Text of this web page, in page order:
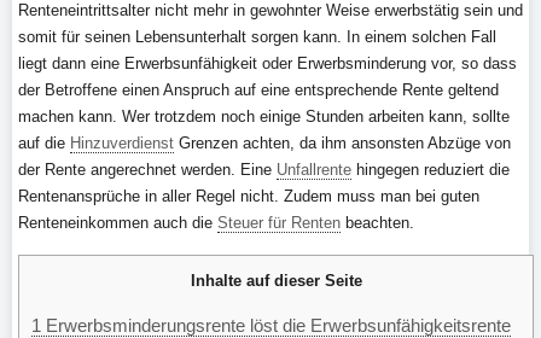
Renteneintrittsalter nicht mehr in gewohnter Weise erwerbstätig sein und
somit für seinen Lebensunterhalt sorgen kann. In einem solchen Fall
liegt dann eine Erwerbsunfähigkeit oder Erwerbsminderung vor, so dass
der Betroffene einen Anspruch auf eine entsprechende Rente geltend
machen kann. Wer trotzdem noch einige Stunden arbeiten kann, sollte
auf die Hinzuverdienst Grenzen achten, da ihm ansonsten Abzüge von
der Rente angerechnet werden. Eine Unfallrente hingegen reduziert die
Rentenansprüche in aller Regel nicht. Zudem muss man bei guten
Renteneinkommen auch die Steuer für Renten beachten.
Inhalte auf dieser Seite
1 Erwerbsminderungsrente löst die Erwerbsunfähigkeitsrente